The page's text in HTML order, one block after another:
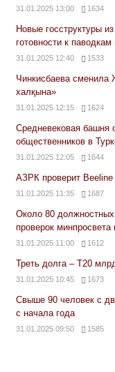
31.01.2025 13:00 1634
Новые госструктуры
готовности к паводкам
31.01.2025 12:40 1533
Чинкисбаева сменила
халқына»
31.01.2025 12:15 1624
Средневековая башня
общественников в
31.01.2025 12:05 1644
АЗРК проверит
31.01.2025 11:35 1687
Около 80 должностных
проверок минпросвета
31.01.2025 11:00 1612
Треть долга – Т20
31.01.2025 10:45 1673
Свыше 90 человек с
с начала года
31.01.2025 09:50 1585